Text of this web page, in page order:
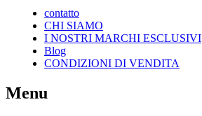
contatto
CHI SIAMO
I NOSTRI MARCHI ESCLUSIVI
Blog
CONDIZIONI DI VENDITA
Menu